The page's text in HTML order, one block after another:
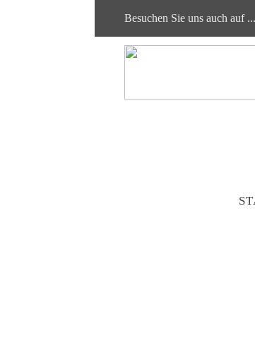
Besuchen Sie uns auch auf